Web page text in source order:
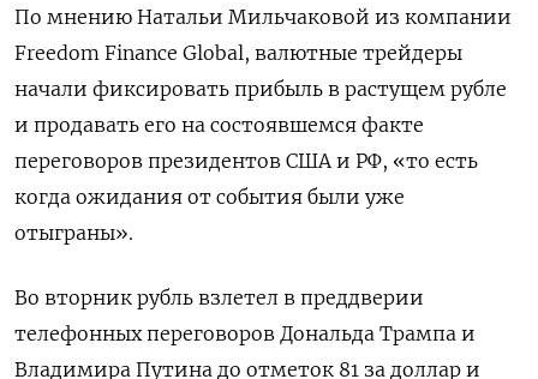
По мнению Натальи Мильчаковой из компании
Freedom Finance Global, валютные трейдеры
начали фиксировать прибыль в растущем рубле
и продавать его на состоявшемся факте
переговоров президентов США и РФ, «то есть
когда ожидания от события были уже
отыграны».
Во вторник рубль взлетел в преддверии
телефонных переговоров Дональда Трампа и
Владимира Путина до отметок 81 за доллар и